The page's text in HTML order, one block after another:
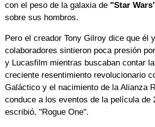
con el peso de la galaxia de "Star
sobre sus hombros.
Pero el creador Tony Gilroy dice que él
colaboradores sintieron poca presión
y Lucasfilm mientras buscaban contar
creciente resentimiento revolucionario
Galáctico y el nacimiento de la Alianza
conduce a los eventos de la película de
escribió, "Rogue One".